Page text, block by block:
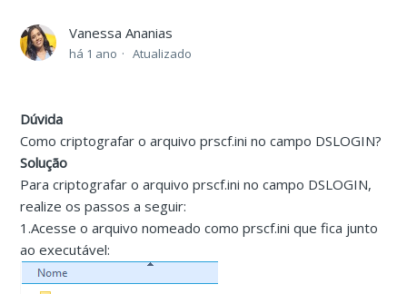
Vanessa Ananias
há 1 ano Atualizado
Dúvida
Como criptografar o arquivo prscf.ini no campo DSLOGIN?
Solução
Para criptografar o arquivo prscf.ini no campo DSLOGIN,
realize os passos a seguir:
1.Acesse o arquivo nomeado como prscf.ini que fica junto
ao executável: